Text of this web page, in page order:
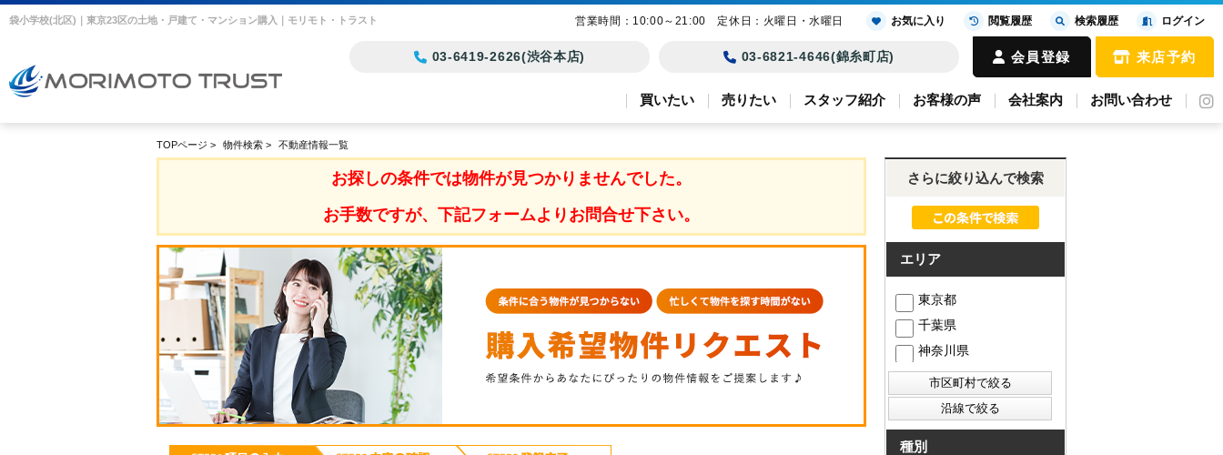
袋小学校(北区)｜東京23区の土地・戸建て・マンション購入｜モリモト・トラスト
03-6419-2626(渋谷本店) 03-6821-4646(錦糸町店) 会員登録 来店予約
買いたい 売りたい スタッフ紹介 お客様の声 会社案内 お問い合わせ
TOPページ > 物件検索 > 不動産情報一覧
お探しの条件では物件が見つかりませんでした。
お手数ですが、下記フォームよりお問合せ下さい。
さらに絞り込んで検索
エリア
東京都
千葉県
神奈川県
種別
営業時間：10:00～21:00 定休日：火曜日・水曜日 お気に入り 閲覧履歴 検索履歴 ログイン